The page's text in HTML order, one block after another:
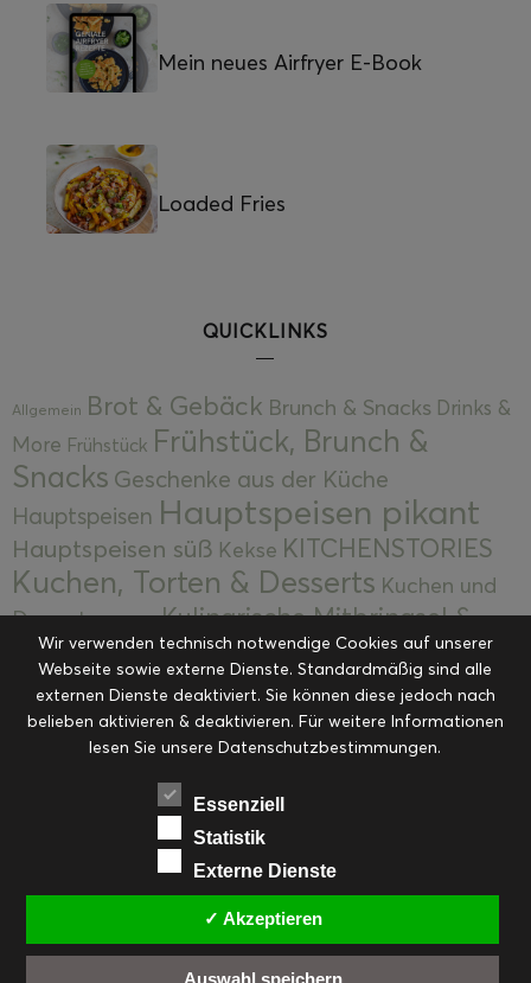
Mein neues Airfryer E-Book
Loaded Fries
QUICKLINKS
Allgemein Brot & Gebäck Brunch & Snacks Drinks &
More Frühstück Frühstück, Brunch &
Snacks Geschenke aus der Küche
Hauptspeisen Hauptspeisen pikant
Hauptspeisen süß Kekse KITCHENSTORIES
Kuchen, Torten & Desserts Kuchen und
Desserts
Kulinarische Mitbringsel &
Eingemachtes Ohne Kategorie Ostern Resteküche
RezepteSaisonalSliderStartseite
Suppen, Salate & Vorspeisen Vorspeisen &
Vorspeisen, Salate & Suppen
Weihnachten Workshops & Events
PINTEREST
Wir verwenden technisch notwendige Cookies auf unserer
Webseite sowie externe Dienste. Standardmäßig sind alle
externen Dienste deaktiviert. Sie können diese jedoch nach
belieben aktivieren & deaktivieren. Für weitere Informationen
lesen Sie unsere Datenschutzbestimmungen.
Essenziell
Statistik
Externe Dienste
✓ Akzeptieren
Auswahl speichern